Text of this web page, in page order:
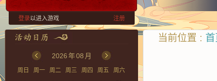
登录以进入游戏 注册
2026年08 月
周日 周一 周二 周三 周四 周五
周六
当前位置 :